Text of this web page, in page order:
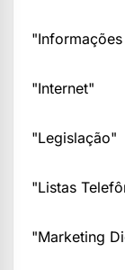
"Internet"
"Legislação"
"Listas
"Marketing